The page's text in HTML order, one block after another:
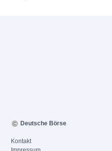
Deutsche Börse
Kontakt